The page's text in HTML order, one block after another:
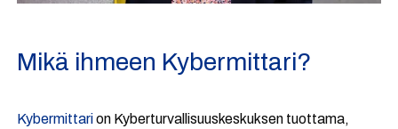
Mikä ihmeen Kybermittari?
Kybermittarion Kyberturvallisuuskeskuksen tuottama,